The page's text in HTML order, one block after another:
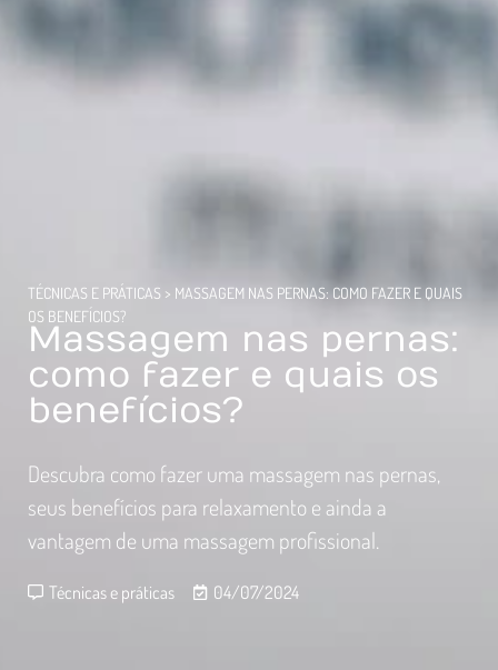
TÉCNICAS E PRÁTICAS > MASSAGEM NAS PERNAS: COMO FAZER E QUAIS
OS BENEFÍCIOS?
Massagem nas pernas:
como fazer e quais os
benefícios?
Descubra como fazer uma massagem nas pernas,
seus benefícios para relaxamento e ainda a
vantagem de uma massagem profissional.
Técnicas e práticas 04/07/2024